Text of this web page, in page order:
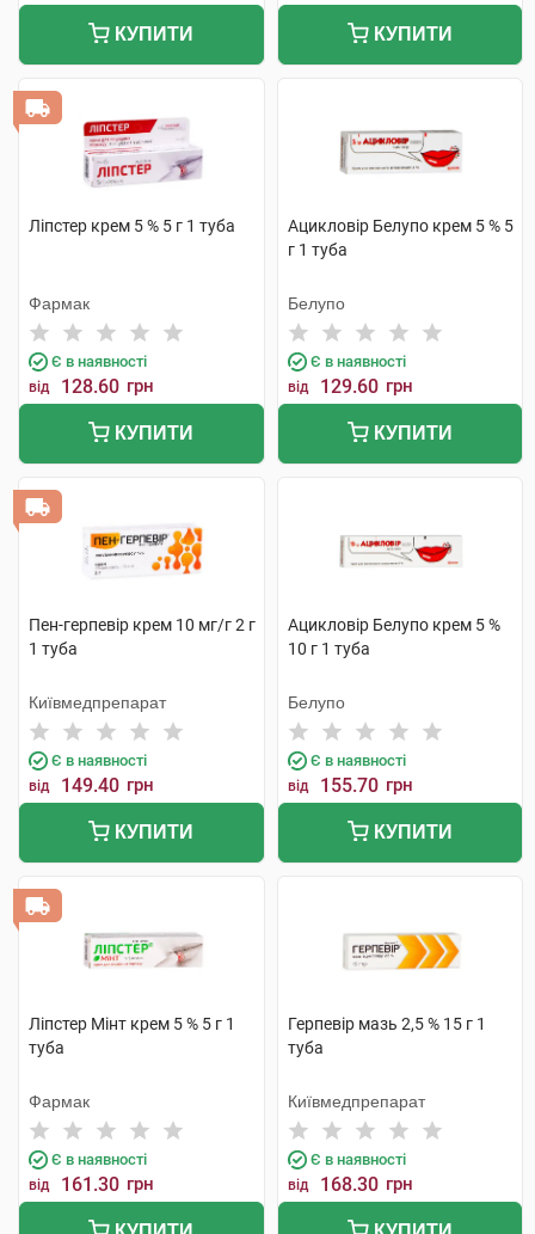
КУПИТИ КУПИТИ
Ліпстер крем 5 % 5 г 1 туба
Фармак
Є в наявності
від 128.60 грн
КУПИТИ
Ацикловір Белупо крем 5 % 5
г 1 туба
Белупо
Є в наявності
від 129.60 грн
КУПИТИ
Пен-герпевір крем 10 мг/г 2 г
1 туба
Київмедпрепарат
Є в наявності
від 149.40 грн
КУПИТИ
Ацикловір Белупо крем 5 %
10 г 1 туба
Белупо
Є в наявності
від 155.70 грн
КУПИТИ
Ліпстер Мінт крем 5 % 5 г 1
туба
Фармак
Є в наявності
від 161.30 грн
Герпевір мазь 2,5 % 15 г 1
туба
Київмедпрепарат
Є в наявності
від 168.30 грн